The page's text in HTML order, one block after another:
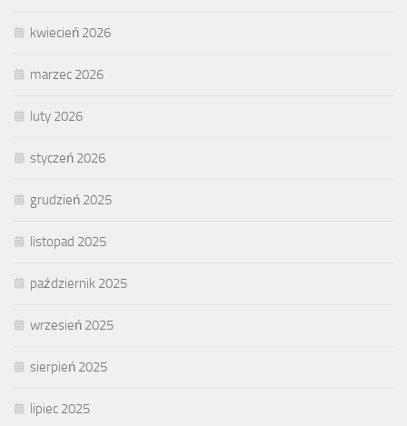
kwiecień 2026
marzec 2026
luty 2026
styczeń 2026
grudzień 2025
listopad 2025
październik 2025
wrzesień 2025
sierpień 2025
lipiec 2025